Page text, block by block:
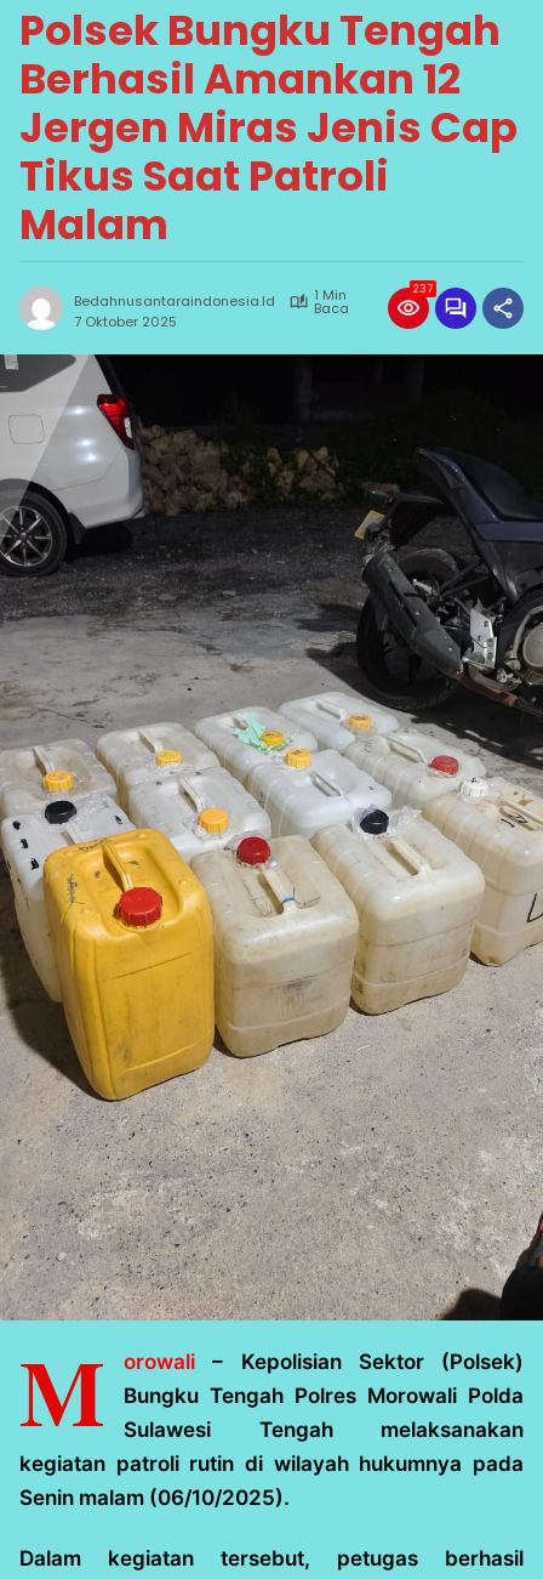
Polsek Bungku Tengah
Berhasil Amankan 12
Jergen Miras Jenis Cap
Tikus Saat Patroli
Malam
Bedahnusantaraindonesia.id 1 Min
Baca
7 Oktober 2025
237
M orowali – Kepolisian Sektor (Polsek)
Bungku Tengah Polres Morowali Polda
Sulawesi Tengah melaksanakan
kegiatan patroli rutin di wilayah hukumnya pada
Senin malam (06/10/2025).
Dalam kegiatan tersebut, petugas berhasil